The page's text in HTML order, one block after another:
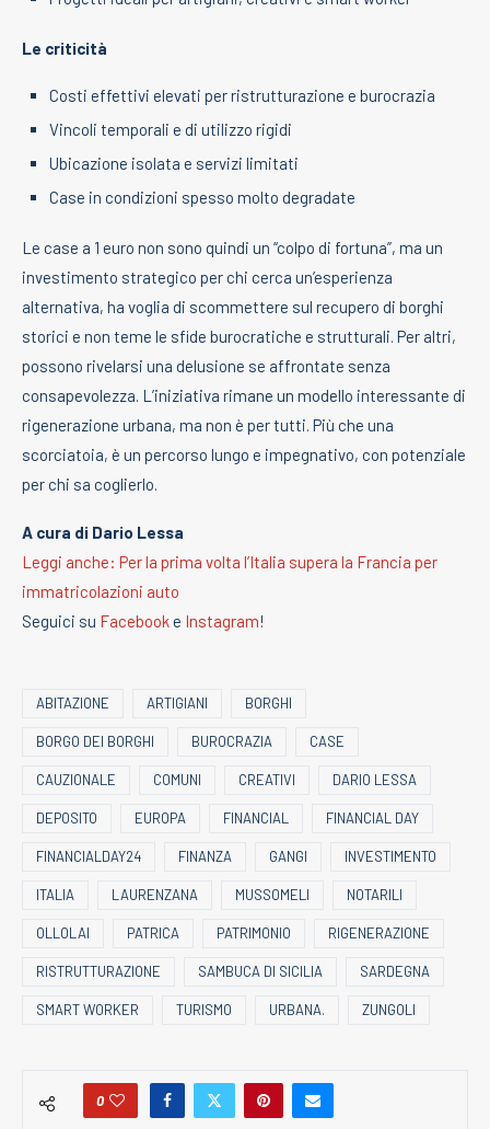
Le criticità
Costi effettivi elevati per ristrutturazione e burocrazia
Vincoli temporali e di utilizzo rigidi
Ubicazione isolata e servizi limitati
Case in condizioni spesso molto degradate
Le case a 1 euro non sono quindi un “colpo di fortuna”, ma un
investimento strategico per chi cerca un’esperienza
alternativa, ha voglia di scommettere sul recupero di borghi
storici e non teme le sfide burocratiche e strutturali. Per altri,
possono rivelarsi una delusione se affrontate senza
consapevolezza. L’iniziativa rimane un modello interessante di
rigenerazione urbana, ma non è per tutti. Più che una
scorciatoia, è un percorso lungo e impegnativo, con potenziale
per chi sa coglierlo.
A cura di Dario Lessa
Leggi anche: Per la prima volta l’Italia supera la Francia per
immatricolazioni auto
Seguici su Facebooke Instagram!
ABITAZIONE ARTIGIANI BORGHI
BORGO DEI BORGHI BUROCRAZIA CASE
CAUZIONALE COMUNI CREATIVI DARIO LESSA
DEPOSITO EUROPA FINANCIAL FINANCIAL DAY
FINANCIALDAY24 FINANZA GANGI INVESTIMENTO
ITALIA LAURENZANA MUSSOMELI NOTARILI
OLLOLAI PATRICA PATRIMONIO RIGENERAZIONE
RISTRUTTURAZIONE SAMBUCA DI SICILIA SARDEGNA
SMART WORKER TURISMO URBANA. ZUNGOLI
0